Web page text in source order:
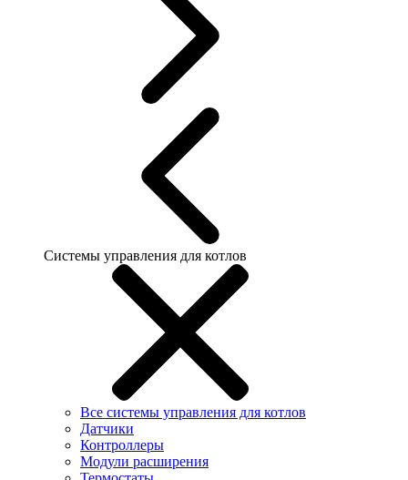
Системы управления для котлов
Все системы управления для котлов
Датчики
Контроллеры
Модули расширения